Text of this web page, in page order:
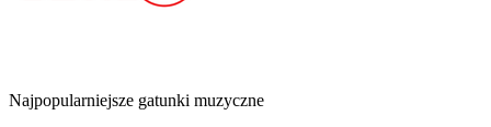
Najpopularniejsze gatunki muzyczne